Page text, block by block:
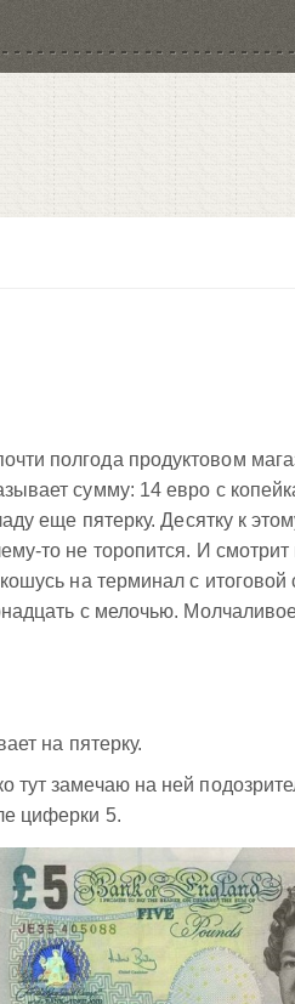
полгода продуктовом
сумму: 14 евро с
еще пятерку. Десятку к
то не торопится. И
на терминал с итоговой
с мелочью.
на пятерку.
тут замечаю на ней
циферки 5.